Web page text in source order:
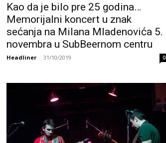
Kao da je bilo pre 25 godina…
Memorijalni koncert u znak
sećanja na Milana Mladenovića 5.
novembra u SubBeernom centru
Headliner - 31/10/2019 0